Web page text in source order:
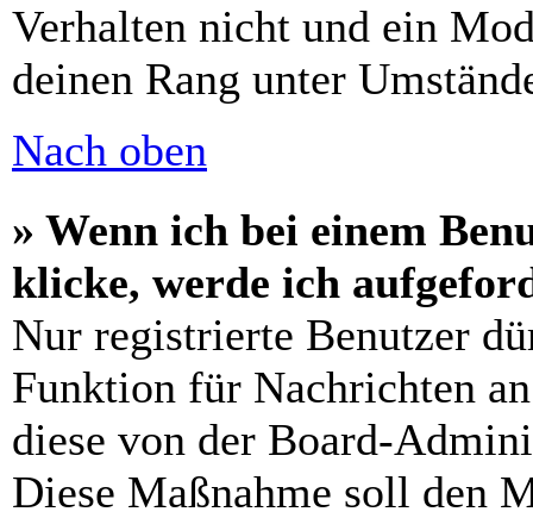
Verhalten nicht und ein
deinen Rang unter
Nach oben
» Wenn ich bei einem
klicke, werde ich
Nur registrierte Benutzer
Funktion für Nachrichten
diese von der Board-
Diese Maßnahme soll den